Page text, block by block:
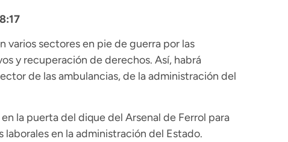
varios sectores en pie de guerra por las
y recuperación de derechos. Así, habrá
de las ambulancias, de la administración del
la puerta del dique del Arsenal de Ferrol para
en la administración del Estado.